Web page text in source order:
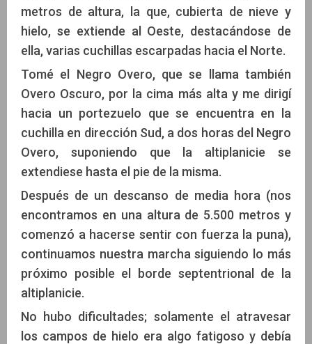
metros de altura, la que, cubierta de nieve y
hielo, se extiende al Oeste, destacándose de
ella, varias cuchillas escarpadas hacia el Norte.
Tomé el Negro Overo, que se llama también
Overo Oscuro, por la cima más alta y me dirigí
hacia un portezuelo que se encuentra en la
cuchilla en dirección Sud, a dos horas del Negro
Overo, suponiendo que la altiplanicie se
extendiese hasta el pie de la misma.
Después de un descanso de media hora (nos
encontramos en una altura de 5.500 metros y
comenzó a hacerse sentir con fuerza la puna),
continuamos nuestra marcha siguiendo lo más
próximo posible el borde septentrional de la
altiplanicie.
No hubo dificultades; solamente el atravesar
los campos de hielo era algo fatigoso y debía